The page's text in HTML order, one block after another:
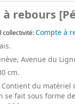
à rebours
collectivité:Compte à
Avenue du
cm.
Contient du matériel
se fait sous forme